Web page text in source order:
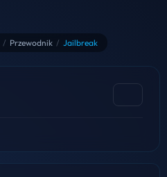
/ Przewodnik / Jailbreak